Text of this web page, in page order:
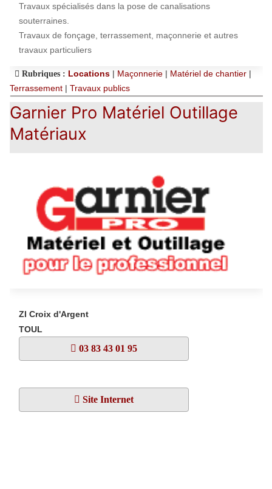
Travaux spécialisés dans la pose de canalisations
souterraines.
Travaux de fonçage, terrassement, maçonnerie et autres
travaux particuliers
Rubriques : Locations | Maçonnerie | Matériel de chantier |
Terrassement | Travaux publics
Garnier Pro Matériel Outillage
Matériaux
ZI Croix d'Argent
TOUL
03 83 43 01 95
Site Internet